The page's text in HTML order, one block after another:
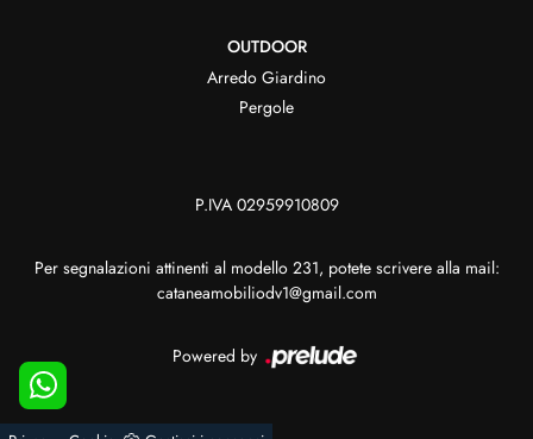
OUTDOOR
Arredo Giardino
Pergole
P.IVA 02959910809
Per segnalazioni attinenti al modello 231, potete scrivere alla mail:
cataneamobiliodv1@gmail.com
Powered by